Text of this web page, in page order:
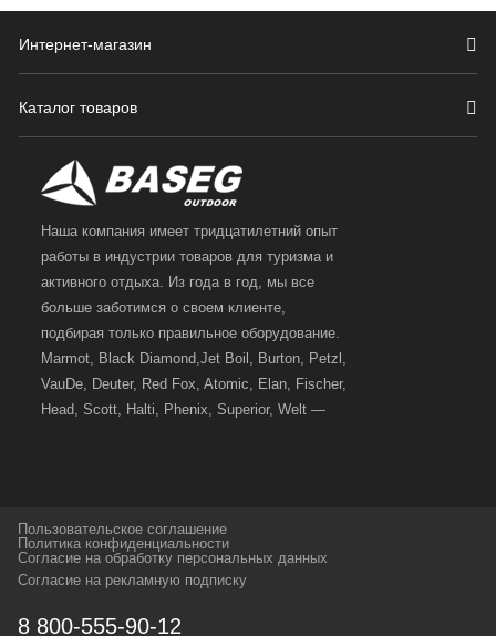
по ухоженным склонам (горнолыжным трассам)
Фрирайдные горные лыжи - это лыжи для катания
любителей готовых трасс, но и те, кто может
выехать за ее пределы.
Спортивные лыжи - это лыжи для спортивных
дисциплин - слалом, гигантский слалом и другие.
У нас вы сможете купить горнолыжное снаряжение
подходящего для вас уровня, как в городе Пермь, так и
заказать горнолыжное снаряжение через сайт.
Также у нас есть большой выбор сопутствующего
горнолыжного снаряжение: горнолыжные ботинки,
горнолыжные палки, горнолыжные маски и шлемы.
Различные системы транспортировки горнолыжного
снаряжения - чехлы, гермомешки и сумки для ботинок
и рюкзаки.
Интернет-магазин
Каталог товаров
Наша компания имеет тридцатилетний опыт
работы в индустрии товаров для туризма и
активного отдыха. Из года в год, мы все
больше заботимся о своем клиенте,
подбирая только правильное оборудование.
Marmot, Black Diamond,Jet Boil, Burton, Petzl,
VauDe, Deuter, Red Fox, Atomic, Elan, Fischer,
Head, Scott, Halti, Phenix, Superior, Welt —
и взыскательных путешественников,
спортсменов и отдыхающих.
Пользовательское соглашение
Политика конфиденциальности
Согласие на обработку персональных данных
Согласие на рекламную подписку
8 800-555-90-12